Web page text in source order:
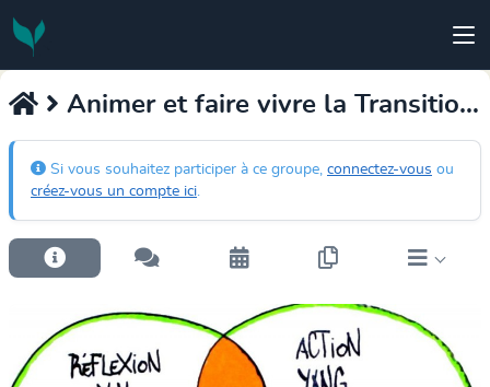
Animer et faire vivre la Transition Intérieure
Si vous souhaitez participer à ce groupe, connectez-vous ou
créez-vous un compte ici.